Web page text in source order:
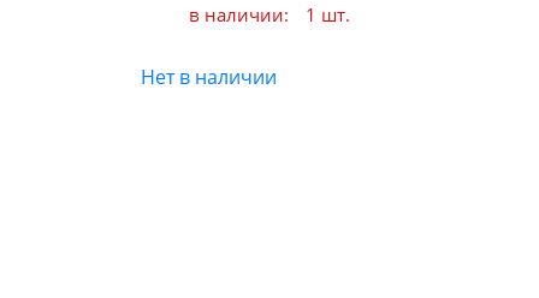
в наличии:
1 шт.
Нет в наличии